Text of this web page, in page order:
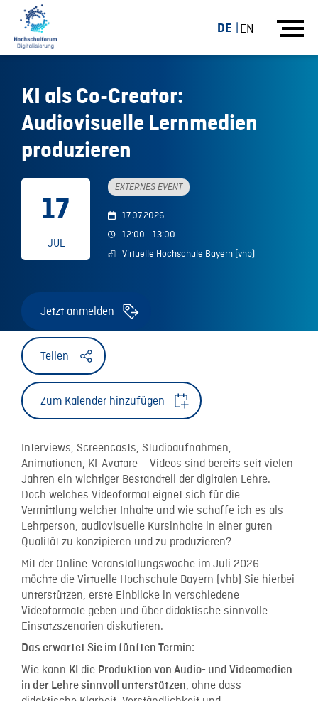
DE EN
KI als Co-Creator:
Audiovisuelle Lernmedien
produzieren
17
JUL
EXTERNES EVENT
17.07.2026
12:00 - 13:00
Virtuelle Hochschule Bayern (vhb)
Jetzt anmelden
Teilen
Zum Kalender hinzufügen
Interviews, Screencasts, Studioaufnahmen,
Animationen, KI-Avatare – Videos sind bereits seit vielen
Jahren ein wichtiger Bestandteil der digitalen Lehre.
Doch welches Videoformat eignet sich für die
Vermittlung welcher Inhalte und wie schaffe ich es als
Lehrperson, audiovisuelle Kursinhalte in einer guten
Qualität zu konzipieren und zu produzieren?
Mit der Online-Veranstaltungswoche im Juli 2026
möchte die Virtuelle Hochschule Bayern (vhb) Sie hierbei
unterstützen, erste Einblicke in verschiedene
Videoformate geben und über didaktische sinnvolle
Einsatzszenarien diskutieren.
Das erwartet Sie im fünften Termin:
Wie kann KI die Produktion von Audio- und Videomedien
in der Lehre sinnvoll unterstützen, ohne dass